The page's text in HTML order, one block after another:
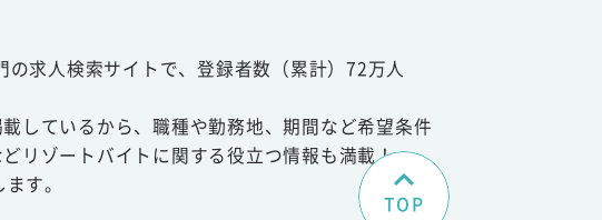
求人検索サイトで、登録者数（累計）72万人
しているから、職種や勤務地、期間など希望条件
リゾートバイトに関する役立つ情報も満載！
す。
TOP